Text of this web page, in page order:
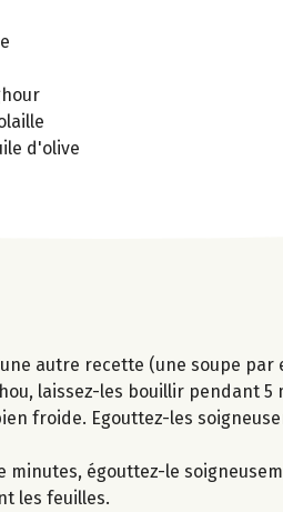
d'olive
autre recette (une soupe par
laissez-les bouillir pendant
froide. Egouttez-les
minutes, égouttez-le
les feuilles.